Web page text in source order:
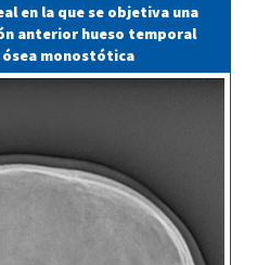
en la que se objetiva una
anterior hueso temporal
ósea monostótica